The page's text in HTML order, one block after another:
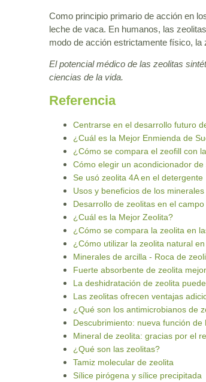
Como principio primario de acción en
leche de vaca. En humanos, las
modo de acción estrictamente físico,
El potencial médico de las zeolitas
ciencias de la vida.
Referencia
Centrarse en el desarrollo futuro
¿Cuál es la Mejor Enmienda de
¿Cómo se compara el zeofill con
Cómo elegir un acondicionador
Se usó zeolita 4A en el detergente
Usos y beneficios de los
Desarrollo de zeolitas en el
¿Cuál es la Mejor Zeolita?
¿Cómo se compara la zeolita en
¿Cómo utilizar la zeolita natural
Minerales de arcilla - Roca de
Fuerte absorbente de zeolita
La deshidratación de zeolita
Las zeolitas ofrecen ventajas
¿Qué son los antimicrobianos de
Descubrimiento: nueva función
Mineral de zeolita: gracias por el
¿Qué son las zeolitas?
Tamiz molecular de zeolita
Sílice pirógena y sílice precipitada